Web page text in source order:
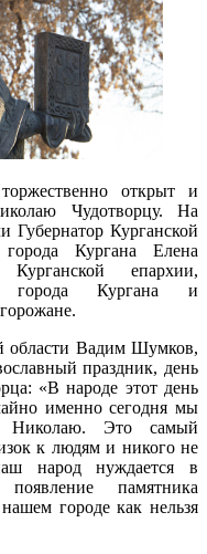
открыт и
Чудотворцу. На
Губернатор Курганской
Кургана Елена
Курганской епархии,
города Кургана и
области Вадим Шумков,
праздник, день
«В народе этот день
именно сегодня мы
Николаю. Это самый
к людям и никого не
народ нуждается в
памятника
городе как нельзя